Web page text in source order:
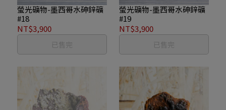
螢光礦物-墨西哥水砷鋅礦
#18
NT$3,900
已售完
螢光礦物-墨西哥水砷鋅礦
#19
NT$3,900
已售完